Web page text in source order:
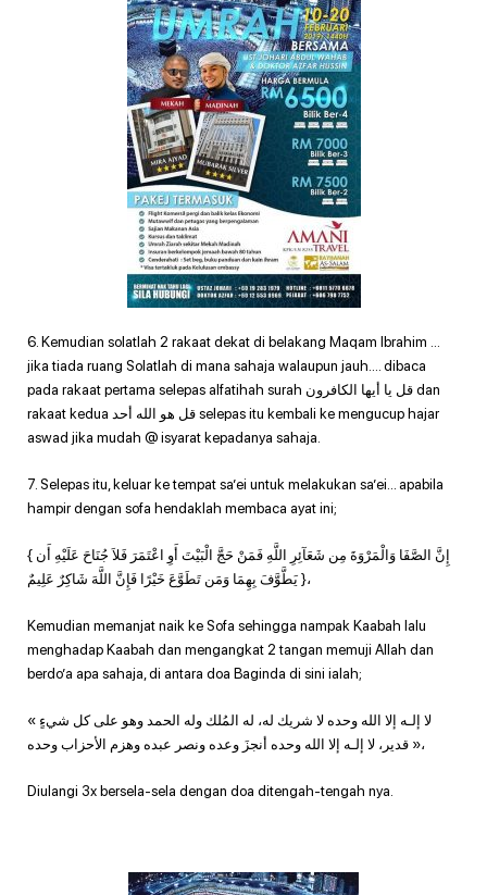
6. Kemudian solatlah 2 rakaat dekat di belakang Maqam Ibrahim …
jika tiada ruang Solatlah di mana sahaja walaupun jauh…. dibaca
pada rakaat pertama selepas alfatihah surah قل يا أيها الكافرون dan
rakaat kedua قل هو الله أحد selepas itu kembali ke mengucup hajar
aswad jika mudah @ isyarat kepadanya sahaja.
7. Selepas itu, keluar ke tempat sa’ei untuk melakukan sa’ei… apabila
hampir dengan sofa hendaklah membaca ayat ini;
{ إِنَّ الصَّفَا وَالْمَرْوَةَ مِن شَعَآئِرِ اللَّهِ فَمَنْ حَجَّ الْبَيْتَ أَوِ اعْتَمَرَ فَلاَ جُنَاحَ عَلَيْهِ أَن
يَطَّوَّفَ بِهِمَا وَمَن تَطَوَّعَ خَيْرًا فَإِنَّ اللَّهَ شَاكِرٌ عَلِيمٌ }،
Kemudian memanjat naik ke Sofa sehingga nampak Kaabah lalu
menghadap Kaabah dan mengangkat 2 tangan memuji Allah dan
berdo’a apa sahaja, di antara doa Baginda di sini ialah;
« لا إلـه إلا الله وحده لا شريك له، له المُلك وله الحمد وهو على كل شيءٍ
قدير، لا إلـه إلا الله وحده أنجزَ وعده ونصر عبده وهزم الأحزاب وحده »،
Diulangi 3x bersela-sela dengan doa ditengah-tengah nya.